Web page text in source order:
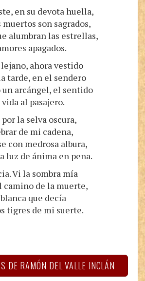
en su devota huella,
son sagrados,
alumbran las estrellas,
apagados.
ahora vestido
tarde, en el sendero
un arcángel, el sentido
al pasajero.
la selva oscura,
de mi cadena,
con medrosa albura,
luz de ánima en pena.
Vi la sombra mía
camino de la muerte,
que decía
tigres de mi suerte.
DE RAMÓN DEL VALLE INCLÁN